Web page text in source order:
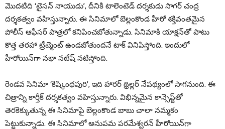
మొదటిది ‘టైసన్ నాయుడు’, దీనికి టాలెంటెడ్ దర్శకుడు సాగర్ చంద్ర
దర్శకత్వం వహిస్తున్నారు. ఈ సినిమాలో బెల్లంకొండ హీరో శక్తివంతమైన
పోలీస్ ఆఫీసర్ పాత్రలో కనిపించబోతున్నాడు. సినిమాకి యాక్షన్‌తో పాటు
కొత్త తరహా ట్రీట్మెంట్ ఉండబోతుందనే టాక్ వినిపిస్తోంది. ఇందులో
హీరోయిన్‌గా నభా నటేష్ నటిస్తోంది.
రెండవ సినిమా ‘కిష్కింధపురి’, ఇది హారర్ థ్రిల్లర్ నేపథ్యంలో సాగనుంది. ఈ
చిత్రాన్ని కార్తీక్ దర్శకత్వం వహిస్తున్నారు. విభిన్నమైన కాన్సెప్ట్‌తో
తెరకెక్కుతున్న ఈ సినిమాపై బెల్లంకొండ బాబు చాలా నమ్మకం
పెట్టుకున్నాడు. ఈ సినిమాలో అనుపమ పరమేశ్వరన్ హీరోయిన్‌గా